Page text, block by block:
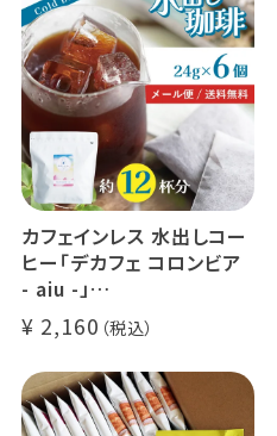
カフェインレス 水出しコー
ヒー「デカフェ コロンビア
- aiu -」
24g×6個（約12杯分）
マウンテンウォータープロ
セス カフェインレスコーヒ
ー豆100%使用 メール便
でお届け
2,160